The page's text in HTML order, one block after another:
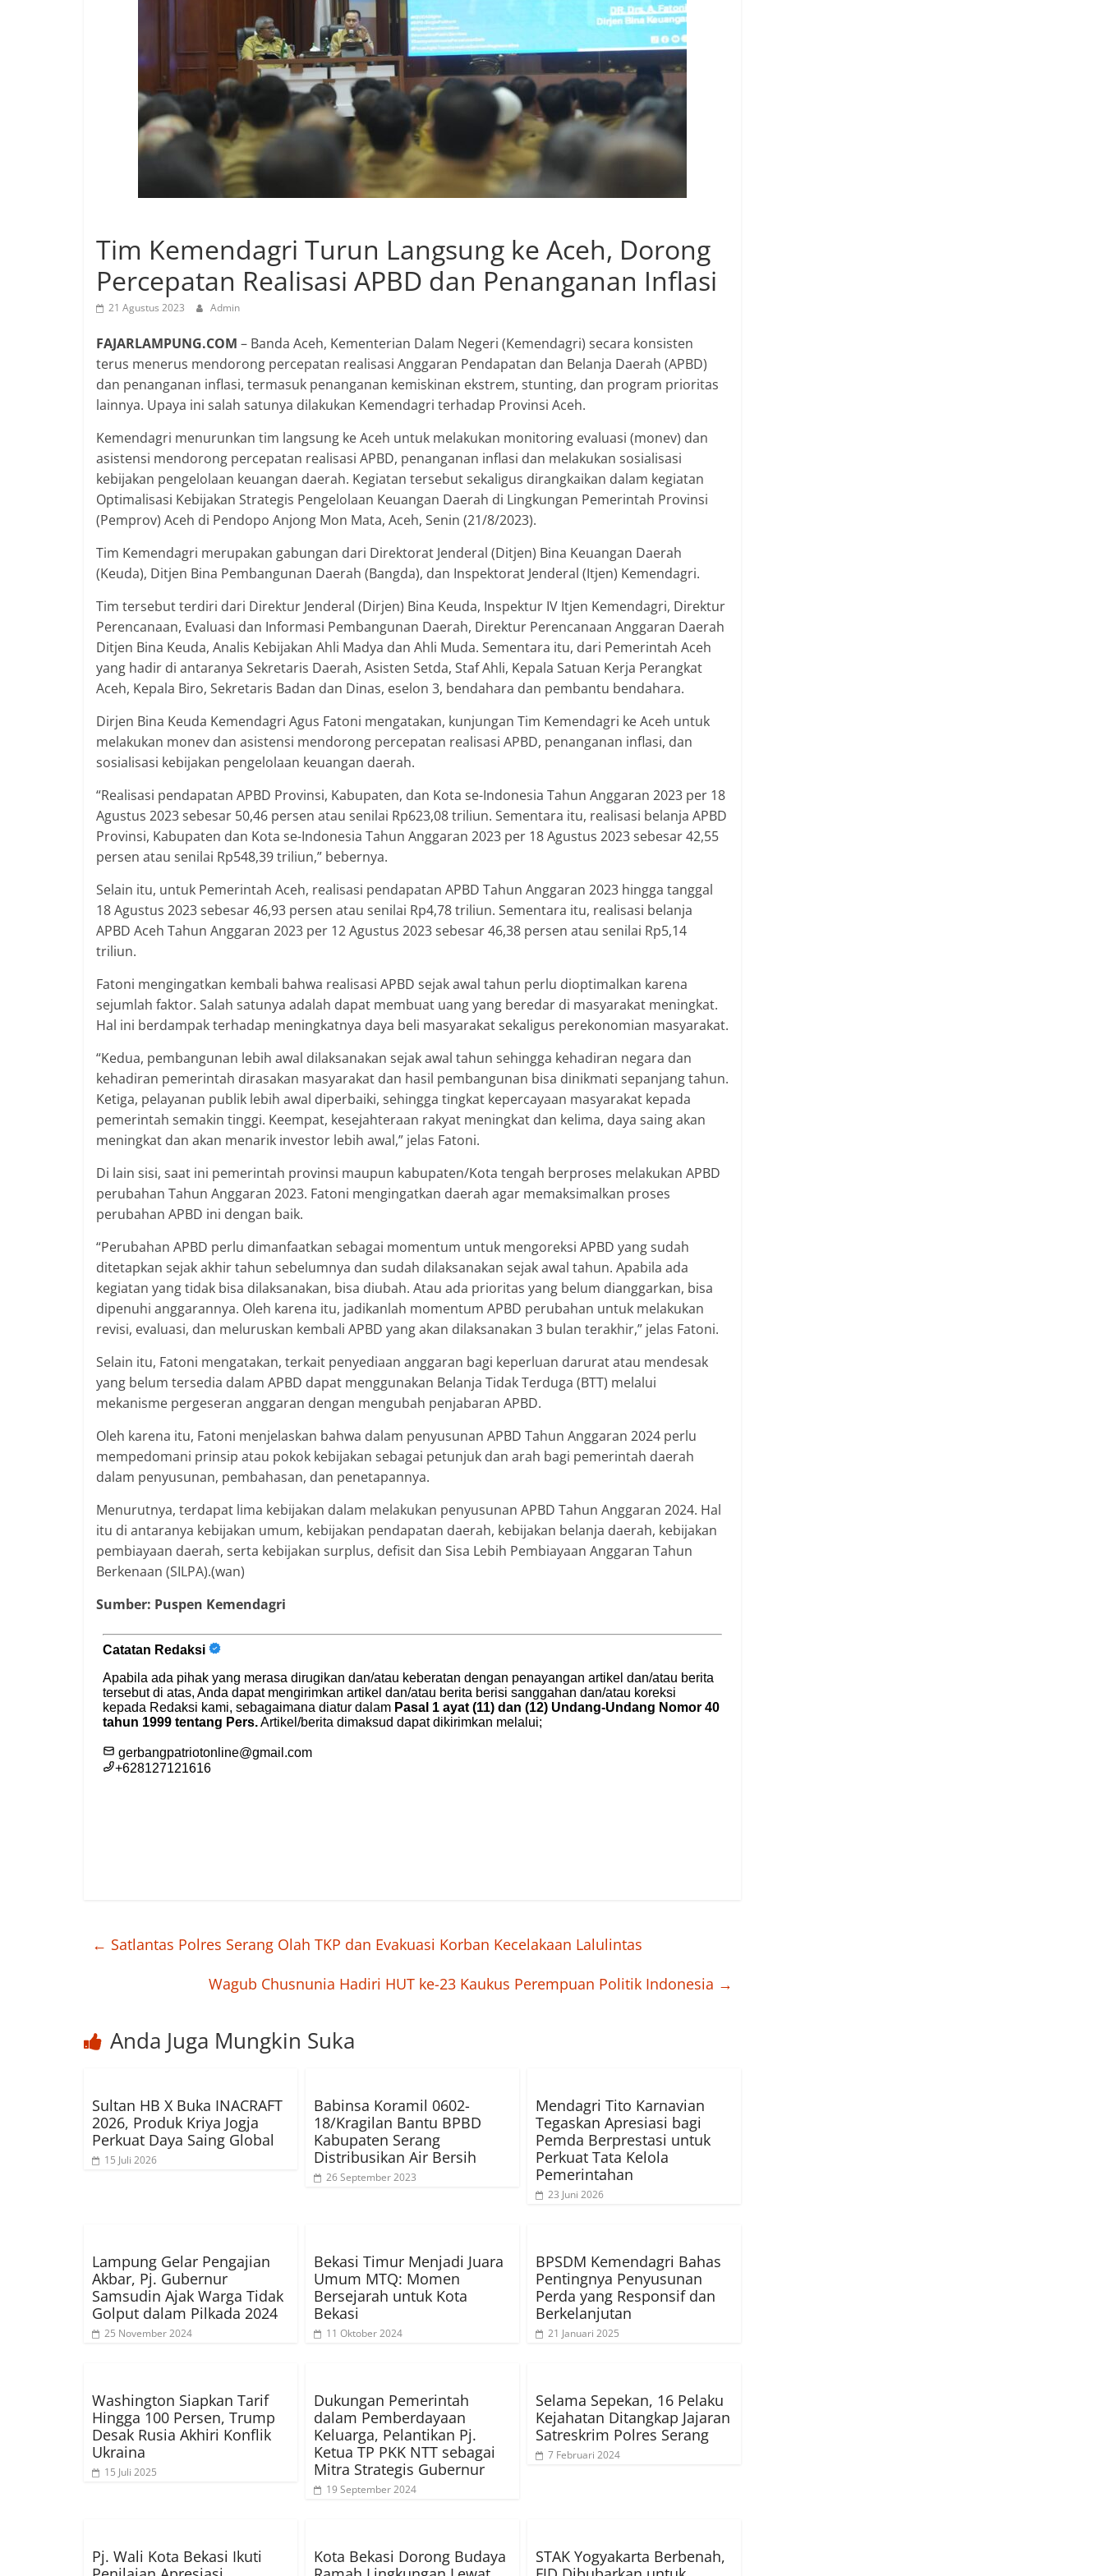
Tim Kemendagri Turun Langsung ke Aceh, Dorong
Percepatan Realisasi APBD dan Penanganan Inflasi
21 Agustus 2023 Admin
FAJARLAMPUNG.COM – Banda Aceh, Kementerian Dalam Negeri (Kemendagri) secara konsisten
terus menerus mendorong percepatan realisasi Anggaran Pendapatan dan Belanja Daerah (APBD)
dan penanganan inflasi, termasuk penanganan kemiskinan ekstrem, stunting, dan program prioritas
lainnya. Upaya ini salah satunya dilakukan Kemendagri terhadap Provinsi Aceh.
Kemendagri menurunkan tim langsung ke Aceh untuk melakukan monitoring evaluasi (monev) dan
asistensi mendorong percepatan realisasi APBD, penanganan inflasi dan melakukan sosialisasi
kebijakan pengelolaan keuangan daerah. Kegiatan tersebut sekaligus dirangkaikan dalam kegiatan
Optimalisasi Kebijakan Strategis Pengelolaan Keuangan Daerah di Lingkungan Pemerintah Provinsi
(Pemprov) Aceh di Pendopo Anjong Mon Mata, Aceh, Senin (21/8/2023).
Tim Kemendagri merupakan gabungan dari Direktorat Jenderal (Ditjen) Bina Keuangan Daerah
(Keuda), Ditjen Bina Pembangunan Daerah (Bangda), dan Inspektorat Jenderal (Itjen) Kemendagri.
Tim tersebut terdiri dari Direktur Jenderal (Dirjen) Bina Keuda, Inspektur IV Itjen Kemendagri, Direktur
Perencanaan, Evaluasi dan Informasi Pembangunan Daerah, Direktur Perencanaan Anggaran Daerah
Ditjen Bina Keuda, Analis Kebijakan Ahli Madya dan Ahli Muda. Sementara itu, dari Pemerintah Aceh
yang hadir di antaranya Sekretaris Daerah, Asisten Setda, Staf Ahli, Kepala Satuan Kerja Perangkat
Aceh, Kepala Biro, Sekretaris Badan dan Dinas, eselon 3, bendahara dan pembantu bendahara.
Dirjen Bina Keuda Kemendagri Agus Fatoni mengatakan, kunjungan Tim Kemendagri ke Aceh untuk
melakukan monev dan asistensi mendorong percepatan realisasi APBD, penanganan inflasi, dan
sosialisasi kebijakan pengelolaan keuangan daerah.
“Realisasi pendapatan APBD Provinsi, Kabupaten, dan Kota se-Indonesia Tahun Anggaran 2023 per 18
Agustus 2023 sebesar 50,46 persen atau senilai Rp623,08 triliun. Sementara itu, realisasi belanja APBD
Provinsi, Kabupaten dan Kota se-Indonesia Tahun Anggaran 2023 per 18 Agustus 2023 sebesar 42,55
persen atau senilai Rp548,39 triliun,” bebernya.
Selain itu, untuk Pemerintah Aceh, realisasi pendapatan APBD Tahun Anggaran 2023 hingga tanggal
18 Agustus 2023 sebesar 46,93 persen atau senilai Rp4,78 triliun. Sementara itu, realisasi belanja
APBD Aceh Tahun Anggaran 2023 per 12 Agustus 2023 sebesar 46,38 persen atau senilai Rp5,14
triliun.
Fatoni mengingatkan kembali bahwa realisasi APBD sejak awal tahun perlu dioptimalkan karena
sejumlah faktor. Salah satunya adalah dapat membuat uang yang beredar di masyarakat meningkat.
Hal ini berdampak terhadap meningkatnya daya beli masyarakat sekaligus perekonomian masyarakat.
“Kedua, pembangunan lebih awal dilaksanakan sejak awal tahun sehingga kehadiran negara dan
kehadiran pemerintah dirasakan masyarakat dan hasil pembangunan bisa dinikmati sepanjang tahun.
Ketiga, pelayanan publik lebih awal diperbaiki, sehingga tingkat kepercayaan masyarakat kepada
pemerintah semakin tinggi. Keempat, kesejahteraan rakyat meningkat dan kelima, daya saing akan
meningkat dan akan menarik investor lebih awal,” jelas Fatoni.
Di lain sisi, saat ini pemerintah provinsi maupun kabupaten/Kota tengah berproses melakukan APBD
perubahan Tahun Anggaran 2023. Fatoni mengingatkan daerah agar memaksimalkan proses
perubahan APBD ini dengan baik.
“Perubahan APBD perlu dimanfaatkan sebagai momentum untuk mengoreksi APBD yang sudah
ditetapkan sejak akhir tahun sebelumnya dan sudah dilaksanakan sejak awal tahun. Apabila ada
kegiatan yang tidak bisa dilaksanakan, bisa diubah. Atau ada prioritas yang belum dianggarkan, bisa
dipenuhi anggarannya. Oleh karena itu, jadikanlah momentum APBD perubahan untuk melakukan
revisi, evaluasi, dan meluruskan kembali APBD yang akan dilaksanakan 3 bulan terakhir,” jelas Fatoni.
Selain itu, Fatoni mengatakan, terkait penyediaan anggaran bagi keperluan darurat atau mendesak
yang belum tersedia dalam APBD dapat menggunakan Belanja Tidak Terduga (BTT) melalui
mekanisme pergeseran anggaran dengan mengubah penjabaran APBD.
Oleh karena itu, Fatoni menjelaskan bahwa dalam penyusunan APBD Tahun Anggaran 2024 perlu
mempedomani prinsip atau pokok kebijakan sebagai petunjuk dan arah bagi pemerintah daerah
dalam penyusunan, pembahasan, dan penetapannya.
Menurutnya, terdapat lima kebijakan dalam melakukan penyusunan APBD Tahun Anggaran 2024. Hal
itu di antaranya kebijakan umum, kebijakan pendapatan daerah, kebijakan belanja daerah, kebijakan
pembiayaan daerah, serta kebijakan surplus, defisit dan Sisa Lebih Pembiayaan Anggaran Tahun
Berkenaan (SILPA).(wan)
Sumber: Puspen Kemendagri
← Satlantas Polres Serang Olah TKP dan Evakuasi Korban Kecelakaan Lalulintas
Wagub Chusnunia Hadiri HUT ke-23 Kaukus Perempuan Politik Indonesia →
Anda Juga Mungkin Suka
Sultan HB X Buka INACRAFT
2026, Produk Kriya Jogja
Perkuat Daya Saing Global
15 Juli 2026
Babinsa Koramil 0602-
18/Kragilan Bantu BPBD
Kabupaten Serang
Distribusikan Air Bersih
26 September 2023
Mendagri Tito Karnavian
Tegaskan Apresiasi bagi
Pemda Berprestasi untuk
Perkuat Tata Kelola
Pemerintahan
23 Juni 2026
Lampung Gelar Pengajian
Akbar, Pj. Gubernur
Samsudin Ajak Warga Tidak
Golput dalam Pilkada 2024
25 November 2024
Bekasi Timur Menjadi Juara
Umum MTQ: Momen
Bersejarah untuk Kota
Bekasi
11 Oktober 2024
BPSDM Kemendagri Bahas
Pentingnya Penyusunan
Perda yang Responsif dan
Berkelanjutan
21 Januari 2025
Washington Siapkan Tarif
Hingga 100 Persen, Trump
Desak Rusia Akhiri Konflik
Ukraina
15 Juli 2025
Dukungan Pemerintah
dalam Pemberdayaan
Keluarga, Pelantikan Pj.
Ketua TP PKK NTT sebagai
Mitra Strategis Gubernur
19 September 2024
Selama Sepekan, 16 Pelaku
Kejahatan Ditangkap Jajaran
Satreskrim Polres Serang
7 Februari 2024
Pj. Wali Kota Bekasi Ikuti
Kota Bekasi Dorong Budaya
STAK Yogyakarta Berbenah,